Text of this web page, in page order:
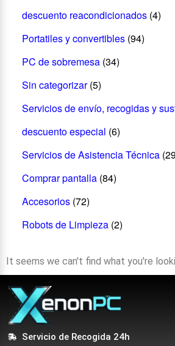
descuento reacondicionados (4)
Portatiles y convertibles (94)
PC de sobremesa (34)
Sin categorizar (5)
Servicios de envío, recogidas y
descuento especial (6)
Servicios de Asistencia Técnica
Comprar pantalla (84)
Accesorios (72)
Robots de Limpieza (2)
It seems we can't find what you're
Servicio de Recogida 24h